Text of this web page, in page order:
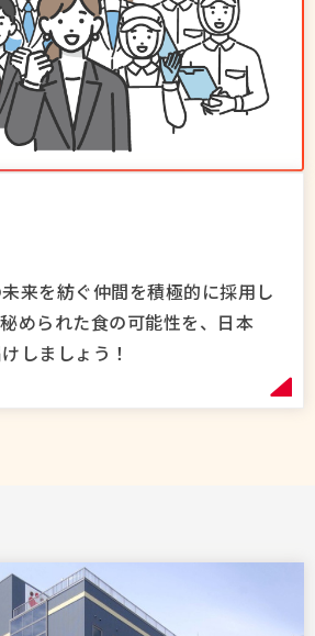
来を紡ぐ仲間を積極的に採用し
められた食の可能性を、日本
しましょう！